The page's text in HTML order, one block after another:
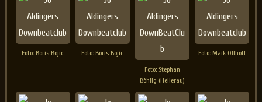
Foto: Boris Bojic
Foto: Boris Bojic
Foto: Stephan
Böhlig (Hellerau)
Foto: Maik Ollhoff